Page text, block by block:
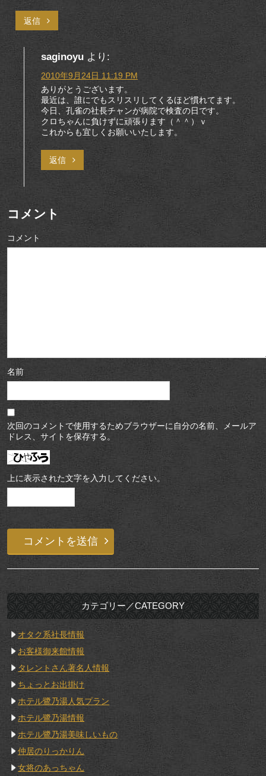
返信
saginoyu より:
2010年9月24日 11:19 PM
ありがとうございます。
最近は、誰にでもスリスリしてくるほど慣れてます。
今日、孔雀の社長チャンが病院で検査の日です。
クロちゃんに負けずに頑張ります（＾＾）ｖ
これからも宜しくお願いいたします。
返信
コメント
コメント
名前
次回のコメントで使用するためブラウザーに自分の名前、メールア
ドレス、サイトを保存する。
上に表示された文字を入力してください。
カテゴリー／CATEGORY
オタク系社長情報
お客様御来館情報
タレントさん著名人情報
ちょっとお出掛け
ホテル鷺乃湯人気プラン
ホテル鷺乃湯情報
ホテル鷺乃湯美味しいもの
仲居のりっかりん
女将のあっちゃん